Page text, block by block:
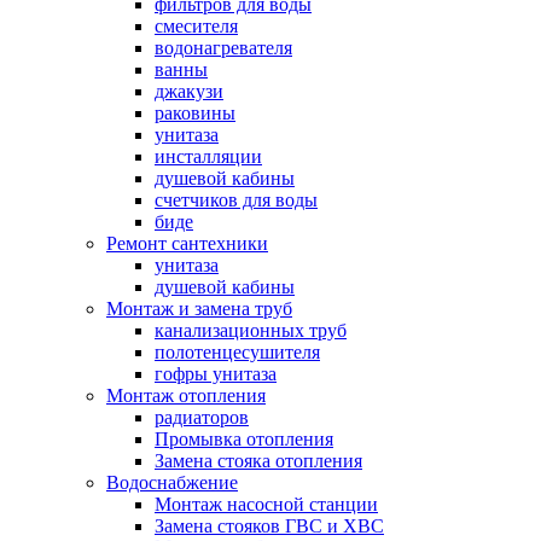
смесителя
водонагревателя
ванны
джакузи
раковины
унитаза
инсталляции
душевой кабины
счетчиков для воды
биде
Ремонт сантехники
унитаза
душевой кабины
Монтаж и замена труб
канализационных труб
полотенцесушителя
гофры унитаза
Монтаж отопления
радиаторов
Промывка отопления
Замена стояка отопления
Водоснабжение
Монтаж насосной станции
Замена стояков ГВС и ХВС